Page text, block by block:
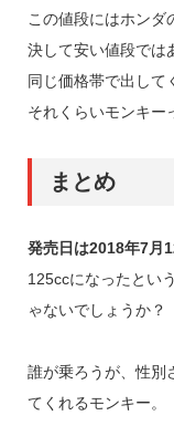
この値段にはホンダ
決して安い値段では
同じ価格帯で出して
それくらいモンキー
まとめ
発売日は2018年7月
125ccになったとい
ゃないでしょうか？
誰が乗ろうが、性別
てくれるモンキー。